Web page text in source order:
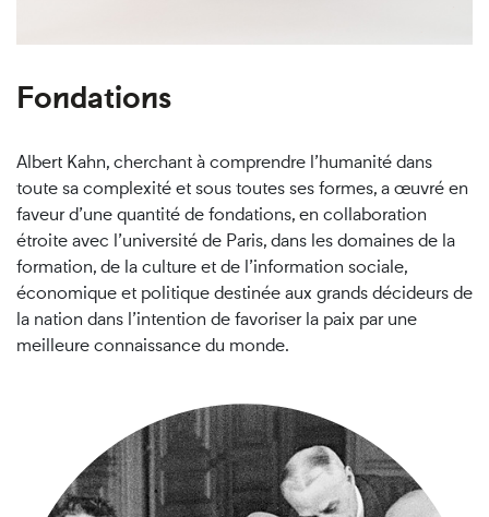
Fondations
Albert Kahn, cherchant à comprendre l’humanité dans
toute sa complexité et sous toutes ses formes, a œuvré en
faveur d’une quantité de fondations, en collaboration
étroite avec l’université de Paris, dans les domaines de la
formation, de la culture et de l’information sociale,
économique et politique destinée aux grands décideurs de
la nation dans l’intention de favoriser la paix par une
meilleure connaissance du monde.